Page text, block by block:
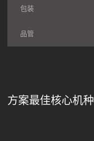
包装
品管
方案最佳核心机种